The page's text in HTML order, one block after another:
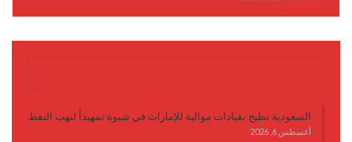
السعودية تطيح بقيادات موالية للإمارات في شبوة تمهيداً لنهب النفط
أغسطس 6, 2026